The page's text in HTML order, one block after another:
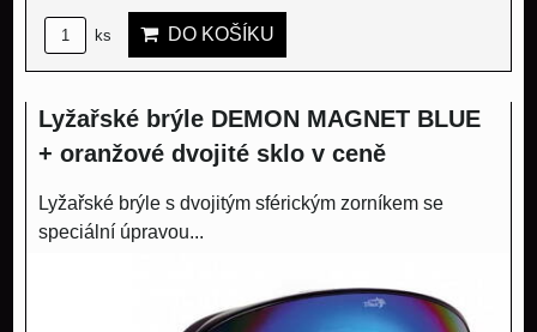
ks DO KOŠÍKU
Lyžařské brýle DEMON MAGNET BLUE
+ oranžové dvojité sklo v ceně
Lyžařské brýle s dvojitým sférickým zorníkem se
speciální úpravou...